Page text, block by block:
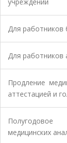
Для работников
Для работников
Продление
аттестацией и
медицинских